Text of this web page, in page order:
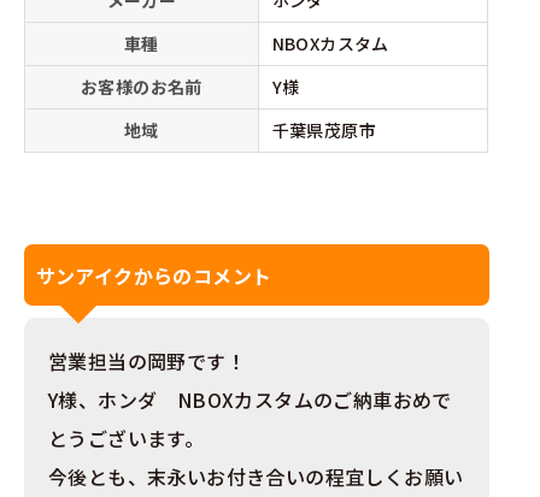
車種
NBOXカスタム
お客様のお名前
Y様
地域
千葉県茂原市
サンアイクからのコメント
営業担当の岡野です！
Y様、ホンダ NBOXカスタムのご納車おめで
とうございます。
今後とも、末永いお付き合いの程宜しくお願い